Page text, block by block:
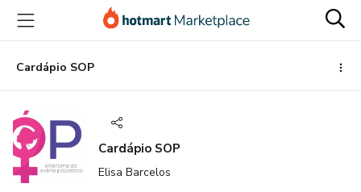
para
conteúdo
principal
para
pagamento
para
rodapé
Cardápio SOP
Cardápio SOP
Elisa Barcelos